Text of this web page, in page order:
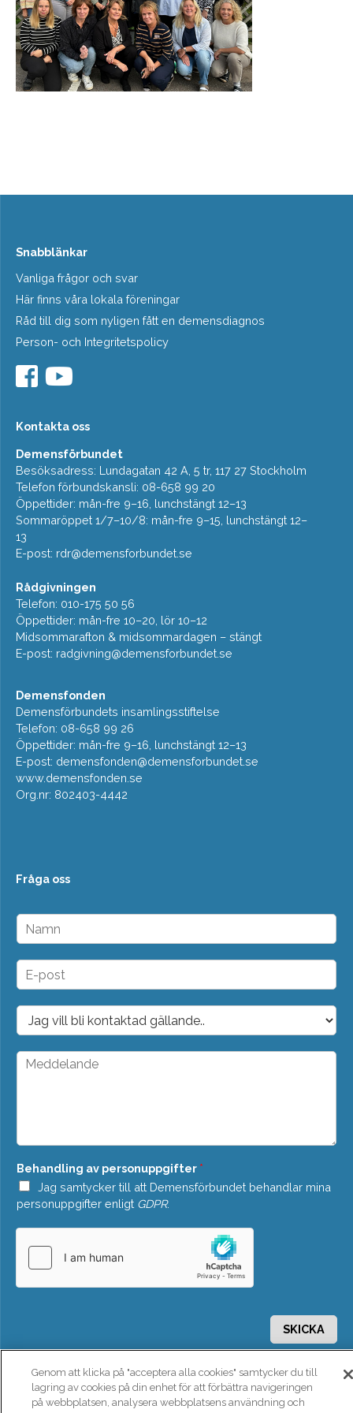
Snabblänkar
Vanliga frågor och svar
Här finns våra lokala föreningar
Råd till dig som nyligen fått en demensdiagnos
Person- och Integritetspolicy
Kontakta oss
Demensförbundet
Besöksadress: Lundagatan 42 A, 5 tr, 117 27 Stockholm
Telefon förbundskansli: 08-658 99 20
Öppettider: mån-fre 9–16, lunchstängt 12–13
Sommaröppet 1/7–10/8: mån-fre 9–15, lunchstängt 12–
13
E-post: rdr@demensforbundet.se
Rådgivningen
Telefon: 010-175 50 56
Öppettider: mån-fre 10–20, lör 10–12
Midsommarafton & midsommardagen – stängt
E-post: radgivning@demensforbundet.se
Demensfonden
Demensförbundets insamlingsstiftelse
Telefon: 08-658 99 26
Öppettider: mån-fre 9–16, lunchstängt 12–13
E-post: demensfonden@demensforbundet.se
www.demensfonden.se
Org.nr: 802403-4442
Fråga oss
N
m
n
E
p
o
t
*
D
o
p
M
a
d
e
*
Behandling av personuppgifter *
Jag samtycker till att Demensförbundet behandlar mina
personuppgifter enligt GDPR.
SKICKA
Genom att klicka på "acceptera alla cookies" samtycker du till
lagring av cookies på din enhet för att förbättra navigeringen
på webbplatsen, analysera webbplatsens användning och